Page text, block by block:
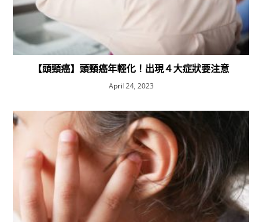
【頭頸癌】頭頸癌年輕化！出現４大症狀要注意
April 24, 2023